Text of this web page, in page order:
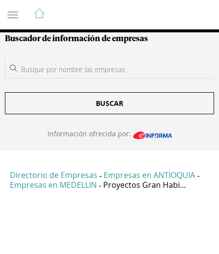
Guía de Empresas Colombianas
Buscador de información de empresas
BUSCAR
Información ofrecida por:
Directorio de Empresas - Empresas en ANTIOQUIA -
Empresas en MEDELLIN - Proyectos Gran Habi...